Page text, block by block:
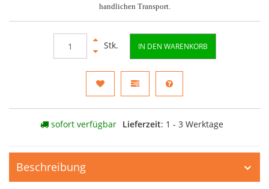
handlichen Transport.
Stk. IN DEN WARENKORB
sofort verfügbar Lieferzeit: 1 - 3 Werktage
Beschreibung